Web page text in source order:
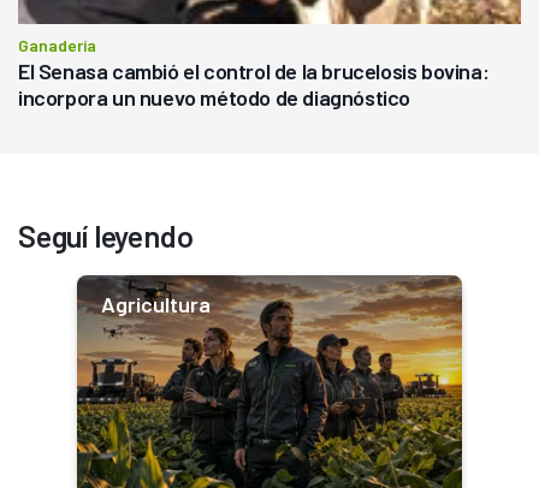
Ganadería
El Senasa cambió el control de la brucelosis bovina:
incorpora un nuevo método de diagnóstico
Seguí leyendo
Agricultura